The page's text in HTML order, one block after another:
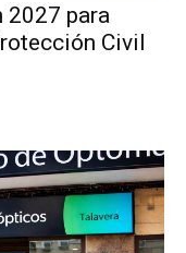
2027 para
Civil